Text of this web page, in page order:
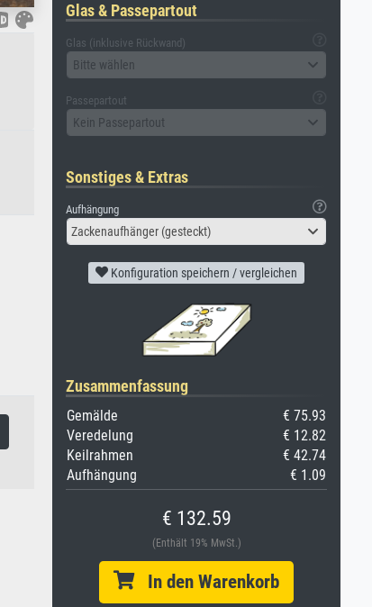
Glas & Passepartout
Glas (inklusive Rückwand)
Bitte wählen
Passepartout
Kein Passepartout
Sonstiges & Extras
Aufhängung
Zackenaufhänger (gesteckt)
Konfiguration speichern / vergleichen
Zusammenfassung
Gemälde
€ 75.93
Veredelung
€ 12.82
Keilrahmen
€ 42.74
Aufhängung
€ 1.09
€ 132.59
(Enthält 19% MwSt.)
In den Warenkorb